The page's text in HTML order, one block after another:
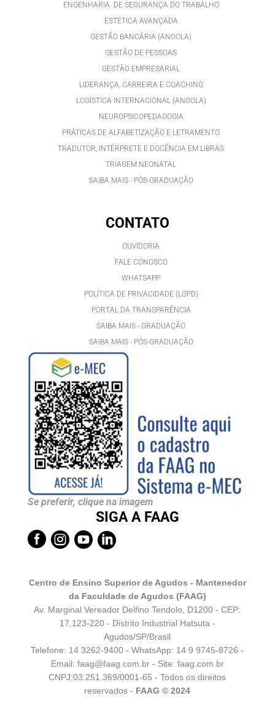
ENGENHARIA DE SEGURANÇA DO TRABALHO
ESTÉTICA AVANÇADA
GESTÃO BANCÁRIA (ANGOLA)
GESTÃO DE PESSOAS
GESTÃO EMPRESARIAL
LIDERANÇA, CARREIRA E COACHING
LOGÍSTICA INTERNACIONAL (ANGOLA)
NEUROPSICOPEDAGOGIA
PRÁTICAS DE ALFABETIZAÇÃO E LETRAMENTO
TRADUTOR, INTÉRPRETE E DOCÊNCIA EM LIBRAS
TRIAGEM NEONATAL
SAIBA MAIS - PÓS-GRADUAÇÃO
CONTATO
OUVIDORIA
FALE CONOSCO
WHATSAPP
POLÍTICA DE PRIVACIDADE (LGPD)
PORTAL DA TRANSPARÊNCIA
SAIBA MAIS - GRADUAÇÃO
SAIBA MAIS - PÓS-GRADUAÇÃO
Se preferir, clique na imagem
SIGA A FAAG
   
Centro de Ensino Superior de Agudos - Mantenedor
da Faculdade de Agudos (FAAG)
Av. Marginal Vereador Delfino Tendolo, D1200 - CEP:
17.123-220 - Distrito Industrial Hatsuta -
Agudos/SP/Brasil
Telefone: 14 3262-9400 - WhatsApp: 14 9 9745-8726-
Email: faag@faag.com.br- Site: faag.com.br
CNPJ:03.251.369/0001-65 - Todos os direitos
reservados - FAAG © 2024